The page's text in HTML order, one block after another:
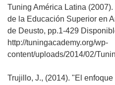
Tuning América Latina
de la Educación Superior en
de Deusto, pp.1-429
http://tuningacademy.org/wp-
content/uploads/2014/02/
Trujillo, J., (2014). "El